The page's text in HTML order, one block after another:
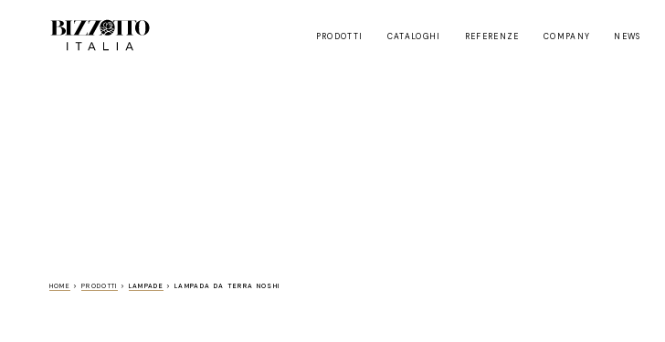
PRODOTTI CATALOGHI REFERENZE COMPANY NEWS
HOME >PRODOTTI > LAMPADE >LAMPADA DA TERRA NOSHI